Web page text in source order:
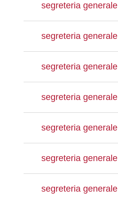
segreteria generale
segreteria generale
segreteria generale
segreteria generale
segreteria generale
segreteria generale
segreteria generale